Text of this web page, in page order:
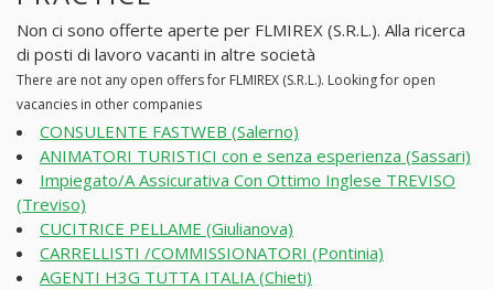
Non ci sono offerte aperte per FLMIREX (S.R.L.). Alla ricerca
di posti di lavoro vacanti in altre società
There are not any open offers for FLMIREX (S.R.L.). Looking for open
vacancies in other companies
CONSULENTE FASTWEB (Salerno)
ANIMATORI TURISTICI con e senza esperienza (Sassari)
Impiegato/A Assicurativa Con Ottimo Inglese TREVISO
(Treviso)
CUCITRICE PELLAME (Giulianova)
CARRELLISTI /COMMISSIONATORI (Pontinia)
AGENTI H3G TUTTA ITALIA (Chieti)